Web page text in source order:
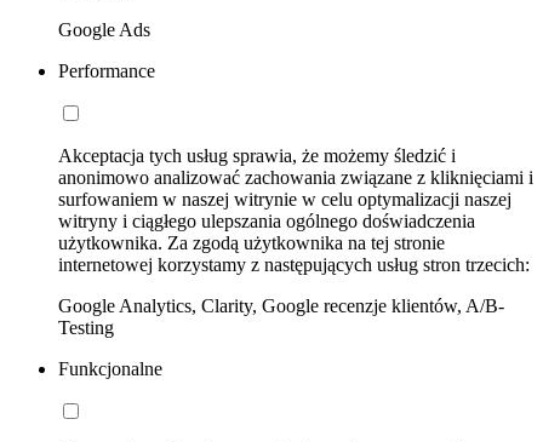
Google Ads
Performance
Akceptacja tych usług sprawia, że możemy śledzić i
anonimowo analizować zachowania związane z kliknięciami i
surfowaniem w naszej witrynie w celu optymalizacji naszej
witryny i ciągłego ulepszania ogólnego doświadczenia
użytkownika. Za zgodą użytkownika na tej stronie
internetowej korzystamy z następujących usług stron trzecich:
Google Analytics, Clarity, Google recenzje klientów, A/B-
Testing
Funkcjonalne